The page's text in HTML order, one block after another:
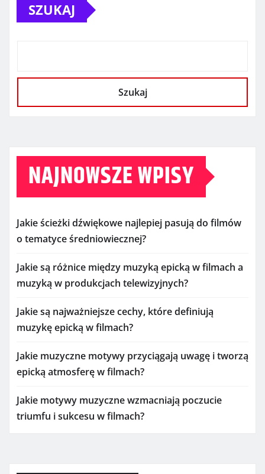
SZUKAJ
Szukaj
NAJNOWSZE WPISY
Jakie ścieżki dźwiękowe najlepiej pasują do filmów
o tematyce średniowiecznej?
Jakie są różnice między muzyką epicką w filmach a
muzyką w produkcjach telewizyjnych?
Jakie są najważniejsze cechy, które definiują
muzykę epicką w filmach?
Jakie muzyczne motywy przyciągają uwagę i tworzą
epicką atmosferę w filmach?
Jakie motywy muzyczne wzmacniają poczucie
triumfu i sukcesu w filmach?